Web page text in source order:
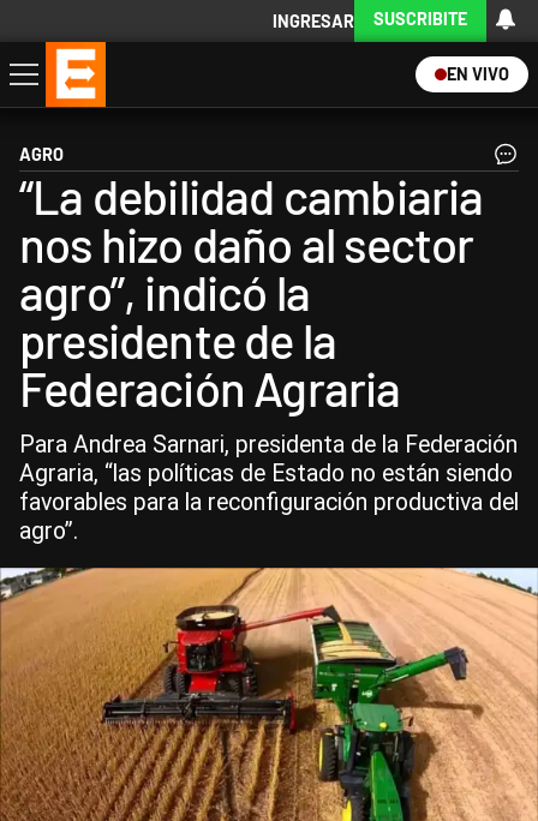
INGRESAR SUSCRIBITE
EN VIVO
Economía
Política
Internacional
Actualidad
Descargá la App
AGRO
“La debilidad cambiaria
nos hizo daño al sector
agro”, indicó la
presidente de la
Federación Agraria
Para Andrea Sarnari, presidenta de la Federación
Agraria, “las políticas de Estado no están siendo
favorables para la reconfiguración productiva del
agro”.